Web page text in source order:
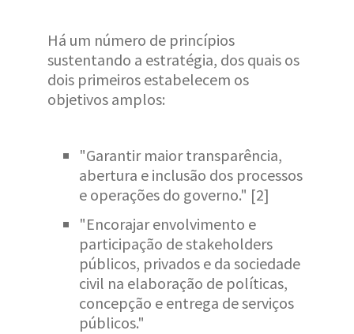
Há um número de princípios
sustentando a estratégia, dos quais os
dois primeiros estabelecem os
objetivos amplos:
"Garantir maior transparência,
abertura e inclusão dos processos
e operações do governo." [2]
"Encorajar envolvimento e
participação de stakeholders
públicos, privados e da sociedade
civil na elaboração de políticas,
concepção e entrega de serviços
públicos."